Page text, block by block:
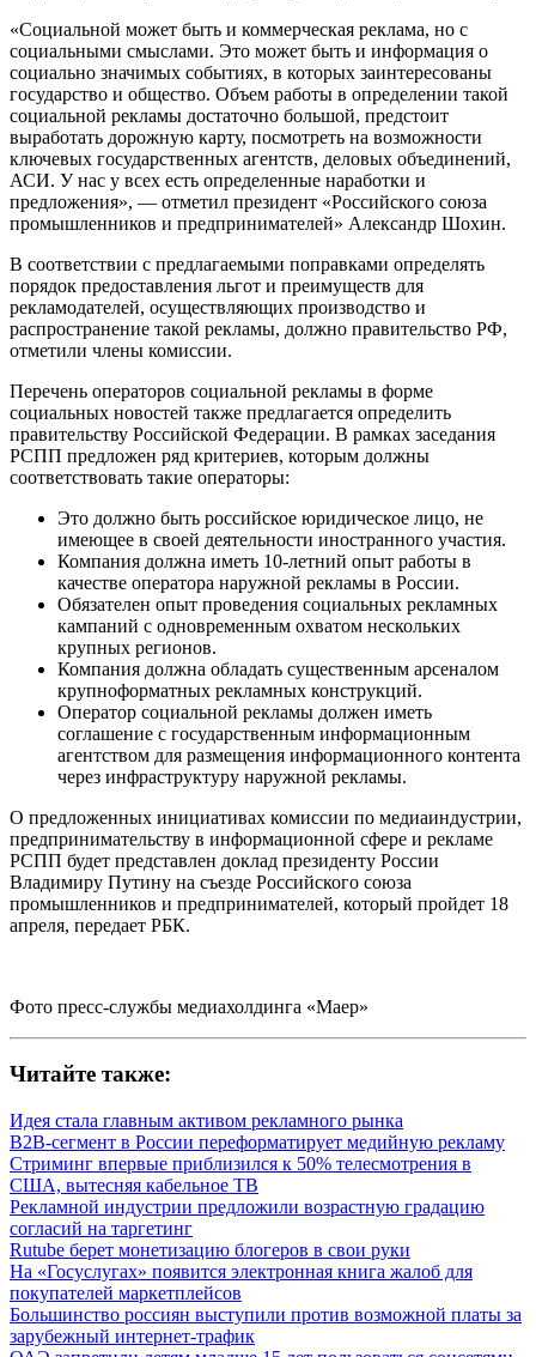
«Социальной может быть и коммерческая реклама, но с
социальными смыслами. Это может быть и информация о
социально значимых событиях, в которых заинтересованы
государство и общество. Объем работы в определении такой
социальной рекламы достаточно большой, предстоит
выработать дорожную карту, посмотреть на возможности
ключевых государственных агентств, деловых объединений,
АСИ. У нас у всех есть определенные наработки и
предложения», — отметил президент «Российского союза
промышленников и предпринимателей» Александр Шохин.
В соответствии с предлагаемыми поправками определять
порядок предоставления льгот и преимуществ для
рекламодателей, осуществляющих производство и
распространение такой рекламы, должно правительство РФ,
отметили члены комиссии.
Перечень операторов социальной рекламы в форме
социальных новостей также предлагается определить
правительству Российской Федерации. В рамках заседания
РСПП предложен ряд критериев, которым должны
соответствовать такие операторы:
Это должно быть российское юридическое лицо, не
имеющее в своей деятельности иностранного участия.
Компания должна иметь 10-летний опыт работы в
качестве оператора наружной рекламы в России.
Обязателен опыт проведения социальных рекламных
кампаний с одновременным охватом нескольких
крупных регионов.
Компания должна обладать существенным арсеналом
крупноформатных рекламных конструкций.
Оператор социальной рекламы должен иметь
соглашение с государственным информационным
агентством для размещения информационного контента
через инфраструктуру наружной рекламы.
О предложенных инициативах комиссии по медиаиндустрии,
предпринимательству в информационной сфере и рекламе
РСПП будет представлен доклад президенту России
Владимиру Путину на съезде Российского союза
промышленников и предпринимателей, который пройдет 18
апреля, передает РБК.
Фото пресс-службы медиахолдинга «Маер»
Читайте также:
Идея стала главным активом рекламного рынка
B2B-сегмент в России переформатирует медийную рекламу
Стриминг впервые приблизился к 50% телесмотрения в
США, вытесняя кабельное ТВ
Рекламной индустрии предложили возрастную градацию
согласий на таргетинг
Rutube берет монетизацию блогеров в свои руки
На «Госуслугах» появится электронная книга жалоб для
покупателей маркетплейсов
Большинство россиян выступили против возможной платы за
зарубежный интернет-трафик